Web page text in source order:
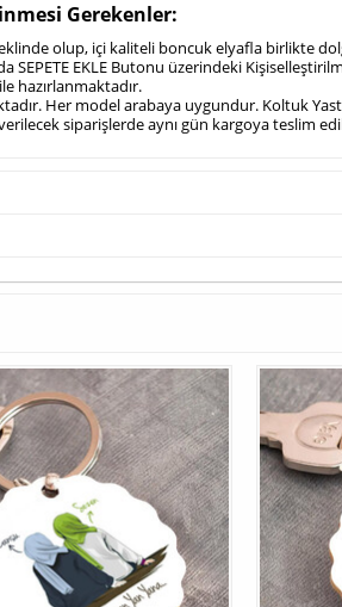
Gerekenler:
olup, içi kaliteli boncuk elyafla birlikte
SEPETE EKLE Butonu üzerindeki
hazırlanmaktadır.
Her model arabaya uygundur. Koltuk
siparişlerde aynı gün kargoya teslim